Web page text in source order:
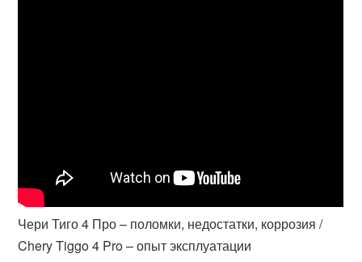
Чери Тиго 4 Про – поломки, недостатки, коррозия /
Chery Tiggo 4 Pro – опыт эксплуатации